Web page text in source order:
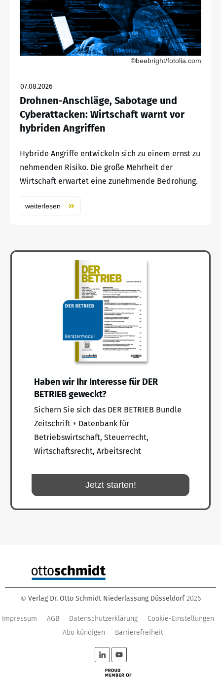
©beebright/fotolia.com
07.08.2026
Drohnen-Anschläge, Sabotage und
Cyberattacken: Wirtschaft warnt vor
hybriden Angriffen
Hybride Angriffe entwickeln sich zu einem ernst zu
nehmenden Risiko. Die große Mehrheit der
Wirtschaft erwartet eine zunehmende Bedrohung.
weiterlesen
Haben wir Ihr Interesse für DER
BETRIEB geweckt?
Sichern Sie sich das DER BETRIEB Bundle
Zeitschrift + Datenbank für
Betriebswirtschaft, Steuerrecht,
Wirtschaftsrecht, Arbeitsrecht
Jetzt starten!
© Verlag Dr. Otto Schmidt Niederlassung Düsseldorf 2026
Impressum AGB Datenschutzerklärung
Cookie-Einstellungen
Abo kündigen
Barrierefreiheit